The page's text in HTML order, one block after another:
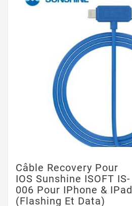
Câble Recovery Pour
IOS Sunshine ISOFT IS-
006 Pour IPhone & IPad
(Flashing Et Data)